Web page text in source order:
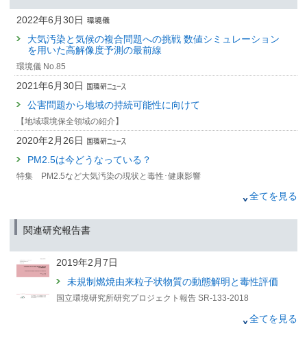
2022年10月4日
環境疫学研究によるPM2.5と妊娠糖尿病との関連性につい
ての知見
2022年6月8日
PM2.5の健康影響は特定成分に由来しているのか？
～救急搬送を健康影響指標とした新規疫学知見～
2021年11月3日
G20の消費はPM2.5の排出を通じて年200万人の早期死亡者
（筑波研究学園都市記者会、環境省記者クラブ、環境記者会、京都大学記者
クラブ、大阪科学・大学記者クラブ、九州大学記者クラブ、文部科学記者
2021年6月8日
～効率的なPM2.5の削減に期待～
（九州大学記者クラブ、文部科学記者会、科学記者会、大阪科学・大学記者
クラブ、東大阪市政記者クラブ、筑波研究学園都市記者会、環境記者クラ
ブ、環境記者会同時配布）
2022年6月30日
大気汚染と気候の複合問題への挑戦 数値シミュレーション
を用いた高解像度予測の最前線
環境儀 No.85
2021年6月30日
公害問題から地域の持続可能性に向けて
【地域環境保全領域の紹介】
2020年2月26日
PM2.5は今どうなっている？
特集 PM2.5など大気汚染の現状と毒性･健康影響
特集 PM2.5など大気汚染の現状と毒性･健康影響
2018年2月28日
最近の大気中PM2.5の起源と稲わら等の野焼きの影響
特集 化学物質曝露の包括的・網羅的把握に向けて
全てを見る
関連研究報告書
2019年2月7日
未規制燃焼由来粒子状物質の動態解明と毒性評価
国立環境研究所研究プロジェクト報告 SR-133-2018
全てを見る